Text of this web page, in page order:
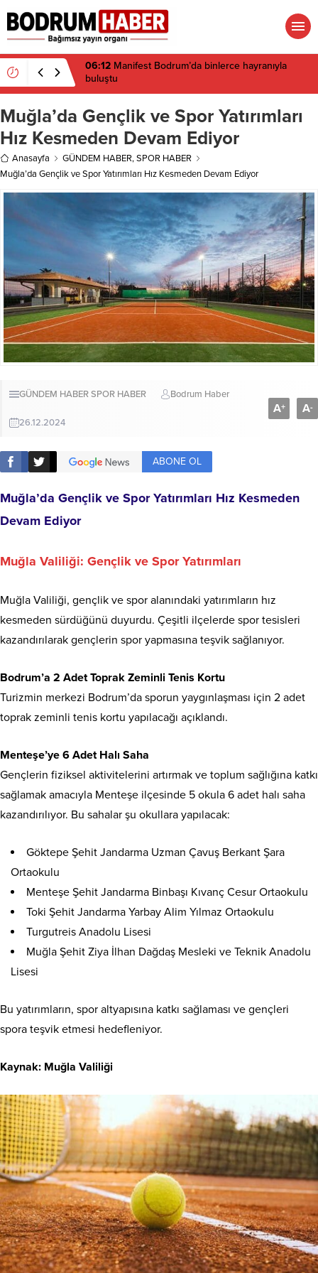
16:19Gümüşlük’te kıyı isyanı: Mandalinci hakkında
suç duyurusu
Muğla’da Gençlik ve Spor Yatırımları
Hız Kesmeden Devam Ediyor
Anasayfa GÜNDEM HABER,SPOR HABER
Muğla’da Gençlik ve Spor Yatırımları Hız Kesmeden Devam Ediyor
GÜNDEM HABERSPOR HABER Bodrum Haber
26.12.2024
A+ A-
ABONE OL
Muğla’da Gençlik ve Spor Yatırımları Hız Kesmeden
Devam Ediyor
Muğla Valiliği: Gençlik ve Spor Yatırımları
Muğla Valiliği, gençlik ve spor alanındaki yatırımların hız
kesmeden sürdüğünü duyurdu. Çeşitli ilçelerde spor tesisleri
kazandırılarak gençlerin spor yapmasına teşvik sağlanıyor.
Bodrum’a 2 Adet Toprak Zeminli Tenis Kortu
Turizmin merkezi Bodrum’da sporun yaygınlaşması için 2 adet
toprak zeminli tenis kortu yapılacağı açıklandı.
Menteşe’ye 6 Adet Halı Saha
Gençlerin fiziksel aktivitelerini artırmak ve toplum sağlığına katkı
sağlamak amacıyla Menteşe ilçesinde 5 okula 6 adet halı saha
kazandırılıyor. Bu sahalar şu okullara yapılacak:
Göktepe Şehit Jandarma Uzman Çavuş Berkant Şara
Ortaokulu
Menteşe Şehit Jandarma Binbaşı Kıvanç Cesur Ortaokulu
Toki Şehit Jandarma Yarbay Alim Yılmaz Ortaokulu
Turgutreis Anadolu Lisesi
Muğla Şehit Ziya İlhan Dağdaş Mesleki ve Teknik Anadolu
Lisesi
Bu yatırımların, spor altyapısına katkı sağlaması ve gençleri
spora teşvik etmesi hedefleniyor.
Kaynak: Muğla Valiliği